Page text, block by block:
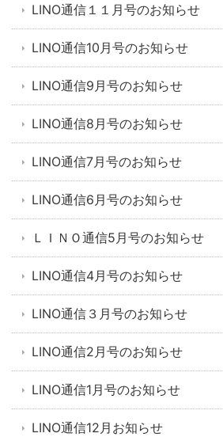
LINO通信１１月号のお知らせ
LINO通信10月号のお知らせ
LINO通信9月号のお知らせ
LINO通信8月号のお知らせ
LINO通信7月号のお知らせ
LINO通信6月号のお知らせ
ＬＩＮＯ通信5月号のお知らせ
LINO通信4月号のお知らせ
LINO通信３月号のお知らせ
LINO通信2月号のお知らせ
LINO通信1月号のお知らせ
LINO通信12月お知らせ